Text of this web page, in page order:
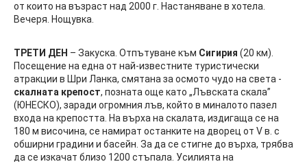
от които на възраст над 2000 г. Настаняване в хотела.
Вечеря. Нощувка.
ТРЕТИ ДЕН – Закуска. Отпътуване към Сигирия (20 км).
Посещение на една от най-известните туристически
атракции в Шри Ланка, смятана за осмото чудо на света -
скалната крепост, позната още като „Лъвската скала”
(ЮНЕСКО), заради огромния лъв, който в миналото пазел
входа на крепостта. На върха на скалата, издигаща се на
180 м височина, се намират останките на дворец от V в. с
обширни градини и басейн. За да се стигне до върха, трябва
да се изкачат близо 1200 стъпала. Усилията на